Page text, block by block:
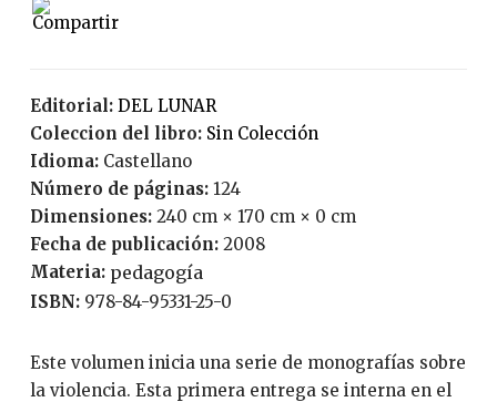
Editorial:
DEL LUNAR
Coleccion del libro:
Sin Colección
Idioma:
Castellano
Número de páginas: 124
Dimensiones: 240 cm × 170 cm × 0 cm
Fecha de publicación:
2008
Materia: pedagogía
ISBN: 978-84-95331-25-0
Este volumen inicia una serie de monografías sobre
la violencia. Esta primera entrega se interna en el